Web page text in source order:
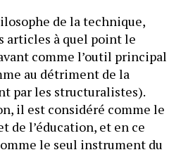
de la technique,
articles à quel point le
comme l’outil principal
au détriment de la
par les structuralistes).
il est considéré comme le
de l’éducation, et en ce
le seul instrument du